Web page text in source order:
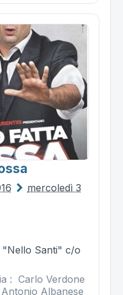
mercoledì 3
Santi" c/o
: Carlo Verdone
Albanese